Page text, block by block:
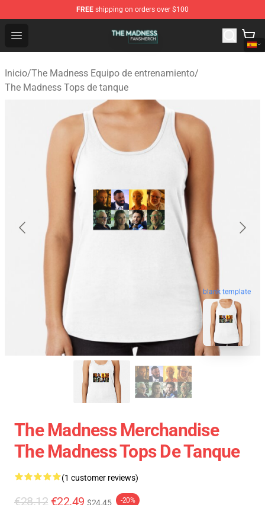
FREE shipping on orders over $100
Open menu
The Madness Shop - Official The Madness Merchandise
Inicio/The Madness Equipo de entrenamiento/
The Madness Tops de tanque
blank template
The Madness Merchandise
The Madness Tops De Tanque
(1 customer reviews)
€28.12 €22.49 $24.45 -20%